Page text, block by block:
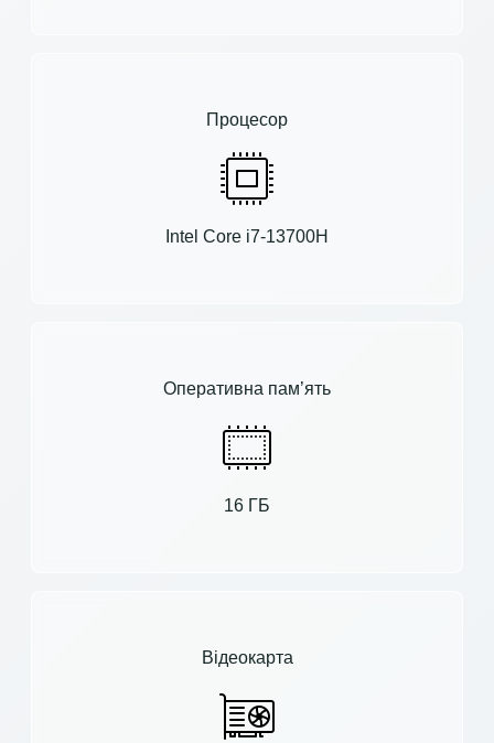
Процесор
Intel Core i7-13700H
Оперативна пам’ять
16 ГБ
Відеокарта